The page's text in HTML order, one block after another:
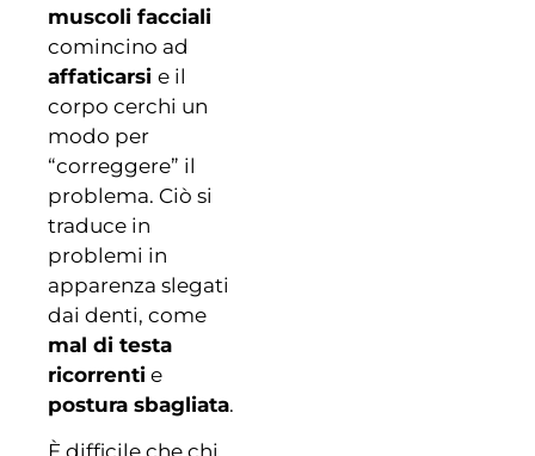
muscoli facciali
comincino ad
affaticarsi e il
corpo cerchi un
modo per
“correggere” il
problema. Ciò si
traduce in
problemi in
apparenza slegati
dai denti, come
mal di testa
ricorrenti e
postura sbagliata.
È difficile che chi